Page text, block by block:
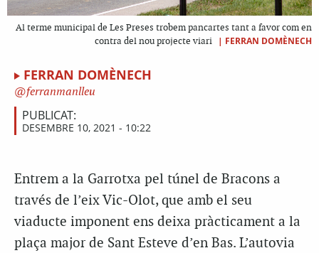
Al terme municipal de Les Preses trobem pancartes tant a favor com en
contra del nou projecte viari
| FERRAN DOMÈNECH
FERRAN DOMÈNECH
ferranmanlleu
PUBLICAT:
DESEMBRE 10, 2021 - 10:22
Entrem a la Garrotxa pel túnel de Bracons a
través de l’eix Vic-Olot, que amb el seu
viaducte imponent ens deixa pràcticament a la
plaça major de Sant Esteve d’en Bas. L’autovia